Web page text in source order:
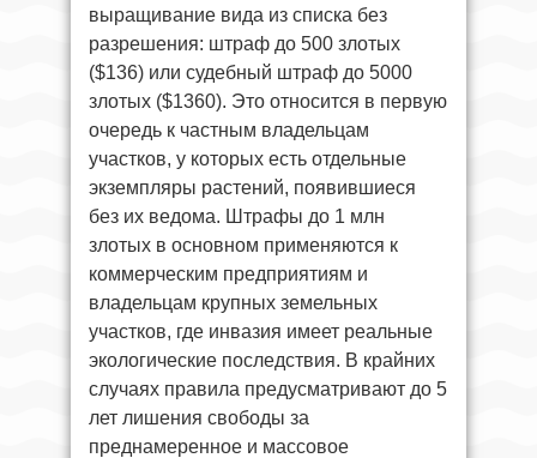
выращивание вида из списка без
разрешения: штраф до 500 злотых
($136) или судебный штраф до 5000
злотых ($1360). Это относится в первую
очередь к частным владельцам
участков, у которых есть отдельные
экземпляры растений, появившиеся
без их ведома. Штрафы до 1 млн
злотых в основном применяются к
коммерческим предприятиям и
владельцам крупных земельных
участков, где инвазия имеет реальные
экологические последствия. В крайних
случаях правила предусматривают до 5
лет лишения свободы за
преднамеренное и массовое